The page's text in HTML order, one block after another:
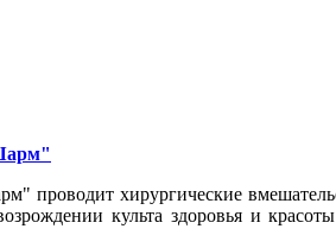
проводит хирургические
культа здоровья и